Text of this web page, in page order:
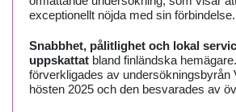
exceptionellt nöjda med sin förbindelse.
Snabbhet, pålitlighet och lokal
uppskattat bland finländska
förverkligades av undersökningsbyrån
hösten 2025 och den besvarades av